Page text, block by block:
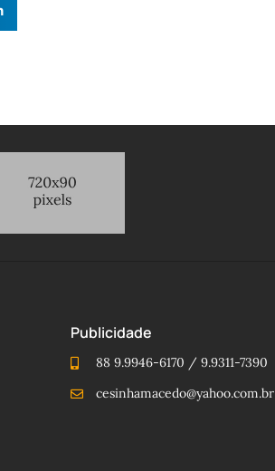
Publicidade
88 9.9946-6170 / 9.9311-7390
cesinhamacedo@yahoo.com.br